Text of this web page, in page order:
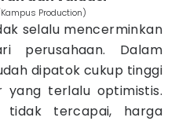
Production)
selalu mencerminkan
perusahaan. Dalam
dipatok cukup tinggi
yang terlalu optimistis.
tercapai, harga